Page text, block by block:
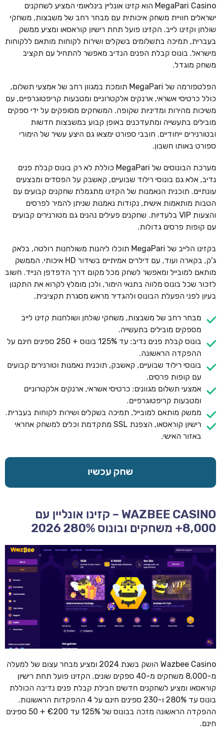
MegaPari Casino הוא קזינו אונליין בינלאומי המציע לשחקנים
ישראלים חוויית משחק איכותית עם מבחר רחב של משבצות, משחקי
שולחן וקזינו לייב. הקזינו פועל תחת רישיון קוראסאו ומציע ממשק
בעברית, תמיכה בתשלומים בשקלים ושירות לקוחות מותאם ללקוחות
מישראל. בונוס קבלת הפנים הנדיב מאפשר להתחיל עם תקציב
משחק מוגדל.
הפלטפורמה של MegaPari תומכת במגוון רחב של אמצעי תשלום,
כולל כרטיסי אשראי, ארנקים אלקטרוניים ומטבעות קריפטוגרפיים, עם
משיכות מהירות ומדיניות שקופה. המשחקים מסופקים על ידי ספקים
מובילים בתעשייה ומתעדכנים באופן קבוע במשבצות חדשות
ובטורנירים ייחודיים. חובבי ספורט ימצאו גם היצע עשיר של הימורי
ספורט באותו חשבון.
מערכת הבונוסים של MegaPari כוללת לא רק בונוס קבלת פנים
נדיב, אלא גם בונוסי רילוד שבועיים, קאשבק על הפסדים ומבצעים
עונתיים. תוכנית הנאמנות של הקזינו מתגמלת שחקנים קבועים עם
הטבות מותאמות אישית, נקודות נאמנות שניתן להמיר לפרסים
והצעות VIP בלעדיות. שחקנים פעילים נהנים גם מטורנירים קבועים
עם קופות פרסים גדולות.
בקזינו הלייב של MegaPari תוכלו ליהנות משולחנות רולטה, בלאק
ג'ק, בקארה ועוד, עם דילרים אמיתיים בשידור HD איכותי. הממשק
מותאם למובייל ומאפשר לשחק מכל מקום דרך הדפדפן הנייד. חשוב
לזכור שכל בונוס מלווה בתנאי הימור, ולכן מומלץ לקרוא את התקנון
בעיון לפני הפעלת הבונוס ולהגדיר מראש מסגרת תקציבית.
מבחר רחב של משבצות, משחקי שולחן ושולחנות קזינו לייב
מספקים מובילים בתעשייה.
בונוס קבלת פנים נדיב: עד 125% בונוס + 250 ספינים חינם על
ההפקדה הראשונה.
בונוסי רילוד שבועיים, קאשבק, תוכנית נאמנות וטורנירים קבועים
עם קופות פרסים.
אמצעי תשלום מגוונים: כרטיסי אשראי, ארנקים אלקטרוניים
ומטבעות קריפטוגרפיים.
ממשק מותאם למובייל, תמיכה בשקלים ושירות לקוחות בעברית.
רישיון קוראסאו, הצפנת SSL מתקדמת וכלים למשחק אחראי
באזור האישי.
שחק עכשיו
WAZBEE CASINO – קזינו אונליין עם
8,000+ משחקים ובונוס 280% 2026
Wazbee Casino הושק בשנת 2024 ומציע מבחר עצום של למעלה
מ-8,000 משחקים מ-40 ספקים שונים. הקזינו פועל תחת רישיון
קוראסאו ומציע לשחקנים חדשים חבילת קבלת פנים נדיבה הכוללת
בונוס עד 280% ו-230 ספינים חינם על 4 ההפקדות הראשונות.
ההפקדה הראשונה מזכה בבונוס של 125% עד €200 + 50 ספינים
חינם.